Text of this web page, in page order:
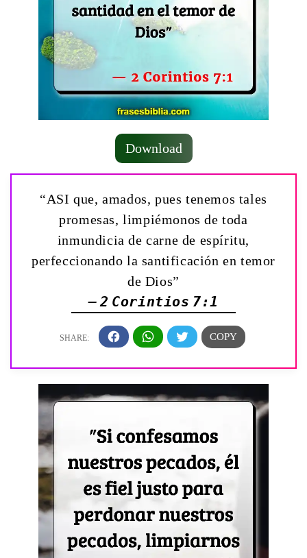
Download
“ASI que, amados, pues tenemos tales
promesas, limpiémonos de toda
inmundicia de carne de espíritu,
perfeccionando la santificación en temor
de Dios”
— 2 Corintios 7:1